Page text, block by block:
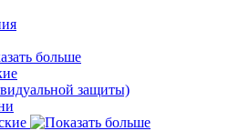
защиты)